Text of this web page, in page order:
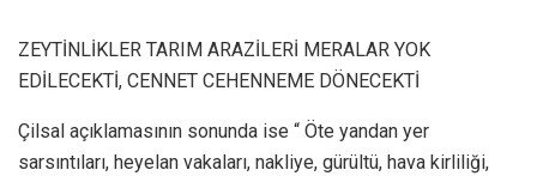
ZEYTİNLİKLER TARIM ARAZİLERİ MERALAR YOK
EDİLECEKTİ, CENNET CEHENNEME DÖNECEKTİ
Çilsal açıklamasının sonunda ise “ Öte yandan yer
sarsıntıları, heyelan vakaları, nakliye, gürültü, hava kirliliği,